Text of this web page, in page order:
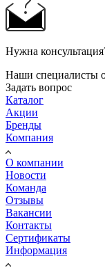
Нужна
Наши специалисты
Задать вопрос
Каталог
Акции
Бренды
Компания
О компании
Новости
Команда
Отзывы
Вакансии
Контакты
Сертификаты
Информация